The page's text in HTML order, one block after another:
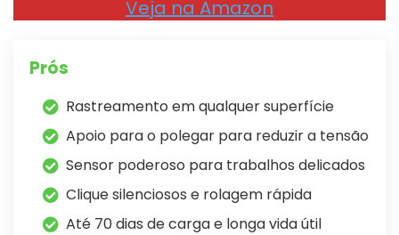
Veja na Amazon
Prós
Rastreamento em qualquer superfície
Apoio para o polegar para reduzir a tensão
Sensor poderoso para trabalhos delicados
Clique silenciosos e rolagem rápida
Até 70 dias de carga e longa vida útil